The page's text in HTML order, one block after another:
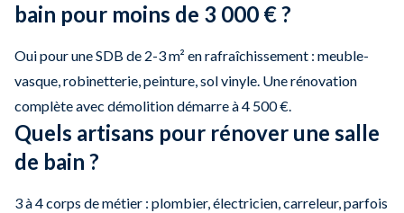
bain pour moins de 3 000 € ?
Oui pour une SDB de 2-3 m² en rafraîchissement : meuble-
vasque, robinetterie, peinture, sol vinyle. Une rénovation
complète avec démolition démarre à 4 500 €.
Quels artisans pour rénover une salle
de bain ?
3 à 4 corps de métier : plombier, électricien, carreleur, parfois